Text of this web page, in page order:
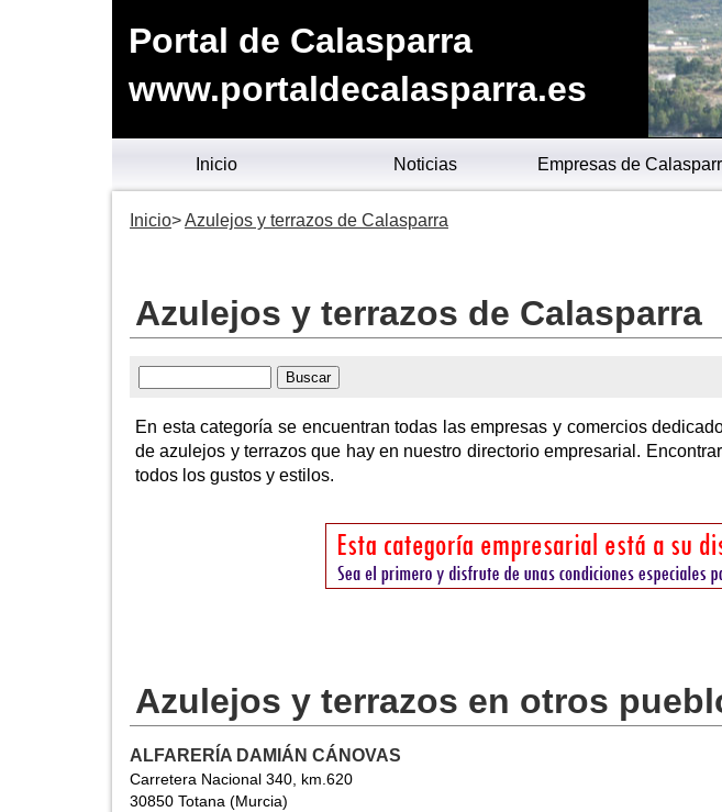
Portal de Calasparra
www.portaldecalasparra.es
Inicio Noticias Empresas de
Inicio Azulejos y terrazos de Calasparra
Azulejos y terrazos de Calasparra
En esta categoría se encuentran todas las empresas y comercios
de azulejos y terrazos que hay en nuestro directorio empresarial.
todos los gustos y estilos.
Azulejos y terrazos en otros
ALFARERÍA DAMIÁN CÁNOVAS
Carretera Nacional 340, km.620
30850 Totana (Murcia)